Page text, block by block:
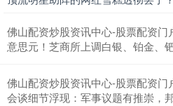
深证成指 14334.49
佛山配资炒股资讯中心-股票配资
意思元！芝商所上调白银、铂金、
佛山配资炒股资讯中心-股票配资
会谈细节浮现：军事议题有推崇，